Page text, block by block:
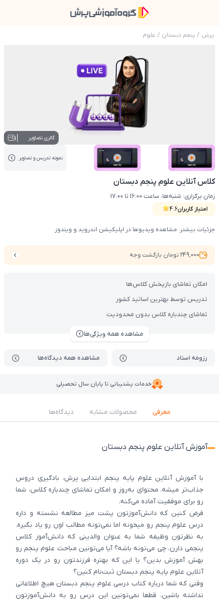
پرش / پنجم دبستان / علوم
عکس محصول کلاس آنلاین علوم پنجم دبستان
گالری تصاویر 1
عکس کاور نمونه تدریس عکس کاور نمونه تدریس
نمونه تدریس‌ و تصاویر
کلاس آنلاین علوم پنجم دبستان
امتیاز کاربران4.6
زمان برگزاری: شنبه‌ها، ساعت 16:00 تا 17:00
امکان تماشای بازپخش کلاس‌ها
تدریس توسط بهترین اساتید کشور
تماشای چندباره کلاس بدون محدودیت
مشاهده همه ویژگی‌ها
رزومه استاد مشاهده همه دیدگاه‌ها
خدمات پشتیبانی تا پایان سال تحصیلی
جزئیات بیشتر: مشاهده ویدیوها در اپلیکیشن اندروید و ویندوز
249,000 تومان بازگشت وجه
معرفی محصولات مشابه دیدگاه‌ها
آموزش آنلاین علوم پنجم دبستان
با آموزش آنلاین علوم پایه پنجم ابتدایی پرش، بادگیری دروس
جذاب‌تر میشه. محتوای به‌روز و امکان تماشای چندباره کلاس، شما
رو برای موفقیت آماده می‌کنه.
فرض کنین که دانش‌آموزتون پشت میز مطالعه نشسته و داره
درس علوم پنجم رو میخونه اما نمی‌تونه مطالب اون رو یاد بگیره.
به نظرتون وظیفه شما به عنوان والدینی که دانش‌آموز کلاس
پنجمی دارن، چی می‌تونه باشه؟ آیا می‌تونین مباحث علوم پنجم رو
بهش آموزش بدین؟ یا این که بهتره فرزندتون رو در یک دوره
آنلاین علوم پایه پنجم دبستان ثبت‌نام کنین؟
وقتی که شما درباره کتاب درسی علوم پنجم دبستان هیچ اطلاعاتی
نداشته باشین، قطعا نمی‌تونین این درس رو به دانش‌آموزتون